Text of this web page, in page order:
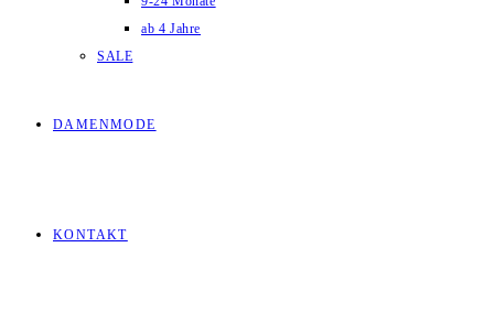
ab 4 Jahre
SALE
DAMENMODE
KONTAKT